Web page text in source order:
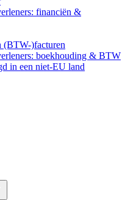
financiën &
(BTW-)facturen
boekhouding & BTW
in een niet-EU land